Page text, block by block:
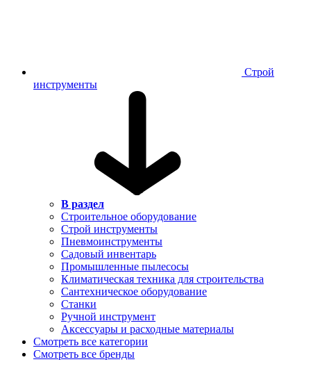
Строй
инструменты
В раздел
Строительное оборудование
Строй инструменты
Пневмоинструменты
Садовый инвентарь
Промышленные пылесосы
Климатическая техника для строительства
Сантехническое оборудование
Станки
Ручной инструмент
Аксессуары и расходные материалы
Смотреть все категории
Смотреть все бренды